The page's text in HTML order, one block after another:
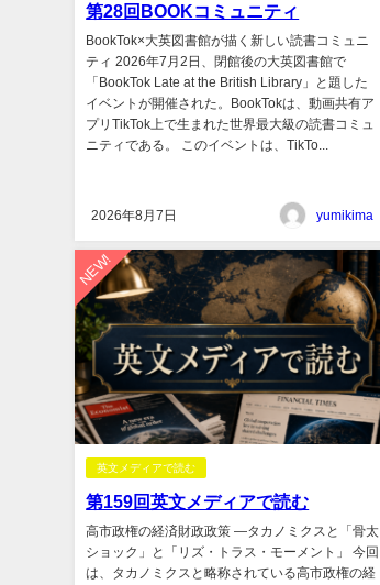
第28回BOOKコミュニティ
BookTok×大英図書館が描く新しい読書コミュニ
ティ 2026年7月2日、閉館後の大英図書館で
「BookTok Late at the British Library」と題した
イベントが開催された。BookTokは、動画共有ア
プリTikTok上で生まれた世界最大級の読書コミュ
ニティである。 このイベントは、TikTo...
2026年8月7日 yumikima
NEW!
英文メディアで読む
第159回英文メディアで読む
高市政権の経済財政政策 ―タカノミクスと「骨太
ショック」と「リズ・トラス・モーメント」 今回
は、タカノミクスと略称されている高市政権の経